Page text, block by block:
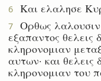
6 Και ελαλησε
7
Ορθως
εξαπαντος θελεις
κληρονομιαν
αυτων· και θελεις
κληρονομιαν του